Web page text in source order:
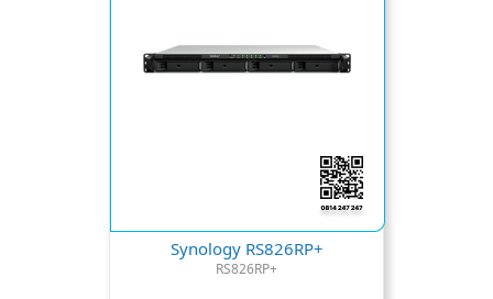
Synology RS826RP+
RS826RP+